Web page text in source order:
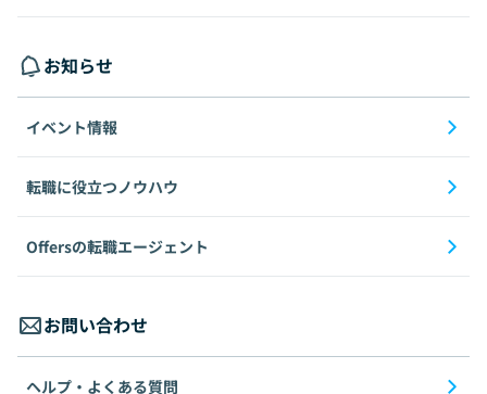
お知らせ
イベント情報
転職に役立つノウハウ
Offersの転職エージェント
お問い合わせ
ヘルプ・よくある質問